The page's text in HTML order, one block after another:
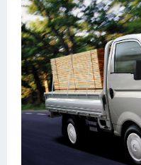
Порше
Самолеты
Корабли
Комплектующие